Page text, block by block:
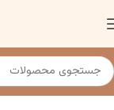
خانه مولاژ و مانکن